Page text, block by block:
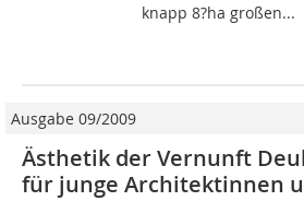
knapp 8?ha großen...
Ausgabe 09/2009
Ästhetik der Vernunft
für junge Architektinnen